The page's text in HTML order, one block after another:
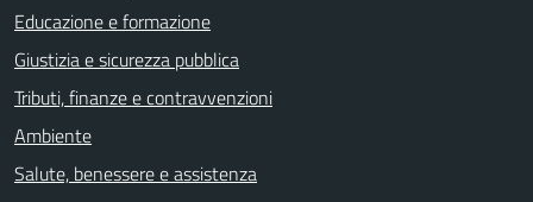
Educazione e formazione
Giustizia e sicurezza pubblica
Tributi, finanze e contravvenzioni
Ambiente
Salute, benessere e assistenza